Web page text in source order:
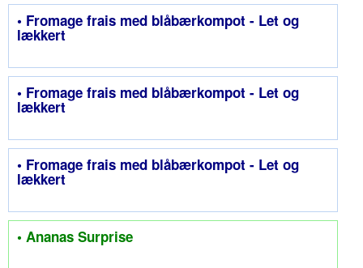
• Fromage frais med blåbærkompot - Let og
lækkert
• Fromage frais med blåbærkompot - Let og
lækkert
• Fromage frais med blåbærkompot - Let og
lækkert
• Ananas Surprise